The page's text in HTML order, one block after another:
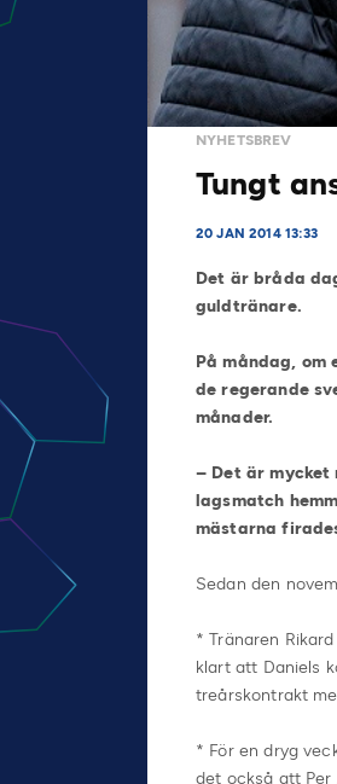
NYHETSBREV
Tungt
20 JAN 2014 13:33
Det är bråda
guldtränare.
På måndag,
de regerande
månader.
– Det är mycket
lagsmatch
mästarna
Sedan den
* Tränaren
klart att Daniels
treårskontrakt
* För en dryg
det också att